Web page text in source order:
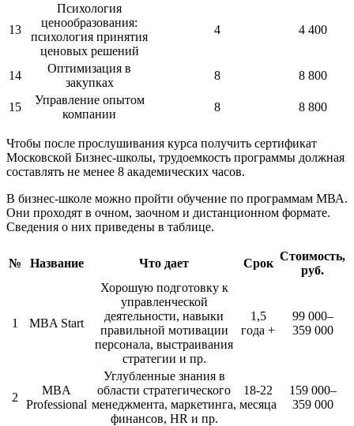
13
Психология
ценообразования:
психология принятия
ценовых решений
4 4 400
14
Оптимизация в
закупках
8 8 800
15
Управление опытом
компании
8 8 800
Чтобы после прослушивания курса получить сертификат
Московской Бизнес-школы, трудоемкость программы должная
составлять не менее 8 академических часов.
В бизнес-школе можно пройти обучение по программам МВА.
Они проходят в очном, заочном и дистанционном формате.
Сведения о них приведены в таблице.
№ Название Что дает Срок
Стоимость,
руб.
1 MBA Start
Хорошую подготовку к
управленческой
деятельности, навыки
правильной мотивации
персонала, выстраивания
стратегии и пр.
1,5
года +
99 000–
359 000
2
MBA
Professional
Углубленные знания в
области стратегического
менеджмента, маркетинга,
финансов, HR и пр.
18-22
месяца
159 000–
359 000